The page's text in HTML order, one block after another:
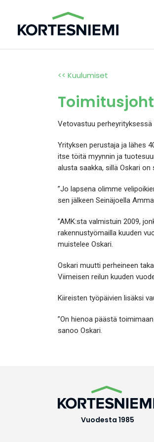
<< Kuulumiset
Vetovastuu
Yrityksen perustaja ja lähes
itse töitä myynnin ja
alusta saakka, sillä Oskari
”Jo lapsena olimme
sen jälkeen Seinäjoella
”AMK:sta valmistuin 2009,
rakennustyömailla kuuden
muistelee Oskari.
Oskari muutti perheineen
Viimeisen reilun kuuden
Kiireisten työpäivien lisäksi
”On hienoa päästä
sanoo Oskari.
Vuodesta 1985